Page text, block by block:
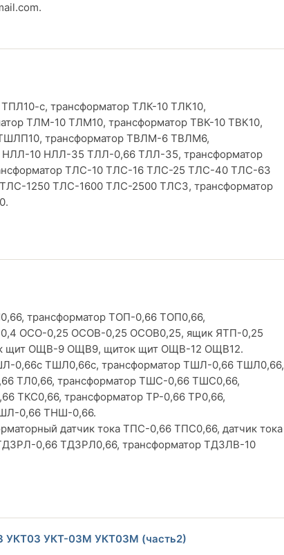
.
с, трансформатор ТЛК-10 ТЛК10,
ТЛМ-10 ТЛМ10, трансформатор ТВК-10 ТВК10,
трансформатор ТВЛМ-6 ТВЛМ6,
10 НЛЛ-35 ТЛЛ-0,66 ТЛЛ-35, трансформатор
ТЛС-10 ТЛС-16 ТЛС-25 ТЛС-40 ТЛС-63
1250 ТЛС-1600 ТЛС-2500 ТЛСЗ, трансформатор
трансформатор ТОП-0,66 ТОП0,66,
ОСО-0,25 ОСОВ-0,25 ОСОВ0,25, ящик ЯТП-0,25
щит ОЩВ-9 ОЩВ9, щиток щит ОЩВ-12 ОЩВ12.
0,66с ТШЛ0,66с, трансформатор ТШЛ-0,66 ТШЛ0,66,
ТЛ0,66, трансформатор ТШС-0,66 ТШС0,66,
ТКС0,66, трансформатор ТР-0,66 ТР0,66,
0,66 ТНШ-0,66.
датчик тока ТПС-0,66 ТПС0,66, датчик тока
0,66 ТДЗРЛ0,66, трансформатор ТДЗЛВ-10
УКТ03 УКТ-03М УКТ03М (часть2)